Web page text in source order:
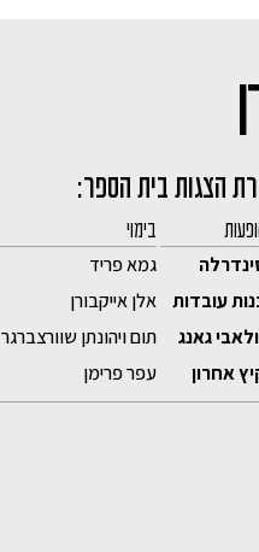
הצגות בית הספר:
עובדות
גאנג
אחרון
בימוי
גמא פריד
אלן אייקבורן
תום ויהונתן שוורצברגר
עפר פרימן